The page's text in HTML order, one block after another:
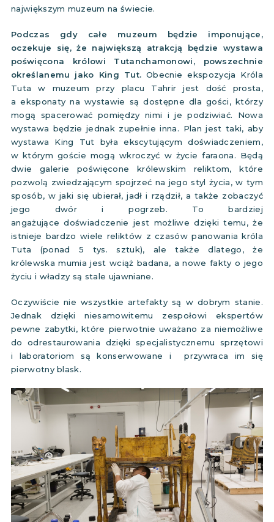
największym muzeum na świecie.
Podczas gdy całe muzeum będzie imponujące,
oczekuje się, że największą atrakcją będzie wystawa
poświęcona królowi Tutanchamonowi, powszechnie
określanemu jako King Tut. Obecnie ekspozycja Króla
Tuta w muzeum przy placu Tahrir jest dość prosta,
a eksponaty na wystawie są dostępne dla gości, którzy
mogą spacerować pomiędzy nimi i je podziwiać. Nowa
wystawa będzie jednak zupełnie inna. Plan jest taki, aby
wystawa King Tut była ekscytującym doświadczeniem,
w którym goście mogą wkroczyć w życie faraona. Będą
dwie galerie poświęcone królewskim reliktom, które
pozwolą zwiedzającym spojrzeć na jego styl życia, w tym
sposób, w jaki się ubierał, jadł i rządził, a także zobaczyć
jego dwór i pogrzeb. To bardziej
angażujące doświadczenie jest możliwe dzięki temu, że
istnieje bardzo wiele reliktów z czasów panowania króla
Tuta (ponad 5 tys. sztuk), ale także dlatego, że
królewska mumia jest wciąż badana, a nowe fakty o jego
życiu i władzy są stale ujawniane.
Oczywiście nie wszystkie artefakty są w dobrym stanie.
Jednak dzięki niesamowitemu zespołowi ekspertów
pewne zabytki, które pierwotnie uważano za niemożliwe
do odrestaurowania dzięki specjalistycznemu sprzętowi
i laboratoriom są konserwowane i przywraca im się
pierwotny blask.